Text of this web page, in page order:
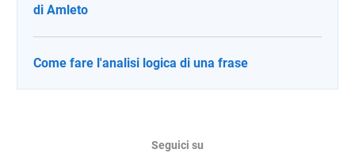
di Amleto
Come fare l'analisi logica di una frase
Seguici su